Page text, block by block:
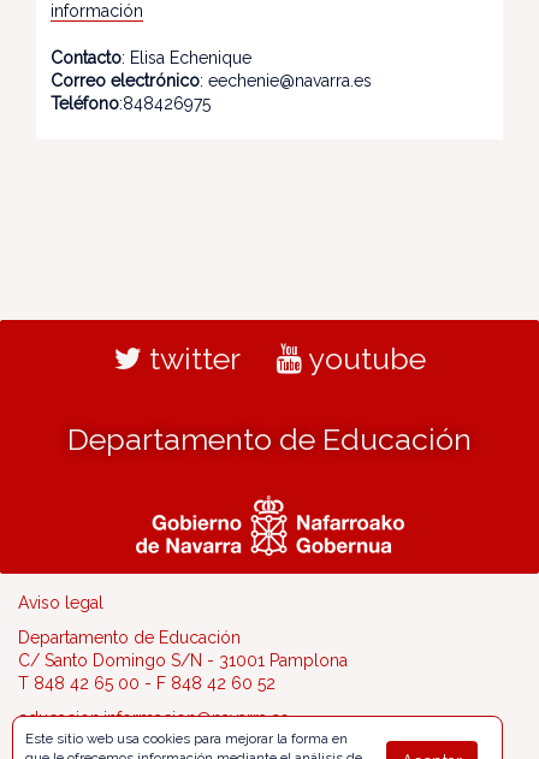
información
Contacto: Elisa Echenique
Correo electrónico: eechenie@navarra.es
Teléfono:848426975
twitter youtube
Departamento de Educación
Aviso legal
Departamento de Educación
C/ Santo Domingo S/N - 31001 Pamplona
T 848 42 65 00 - F 848 42 60 52
educacion.informacion@navarra.es
Este sitio web usa cookies para mejorar la forma en